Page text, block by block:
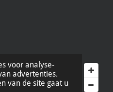
voor analyse-
advertenties.
van de site gaat u